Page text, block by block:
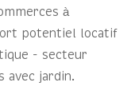
à
potentiel locatif
- secteur
avec jardin.